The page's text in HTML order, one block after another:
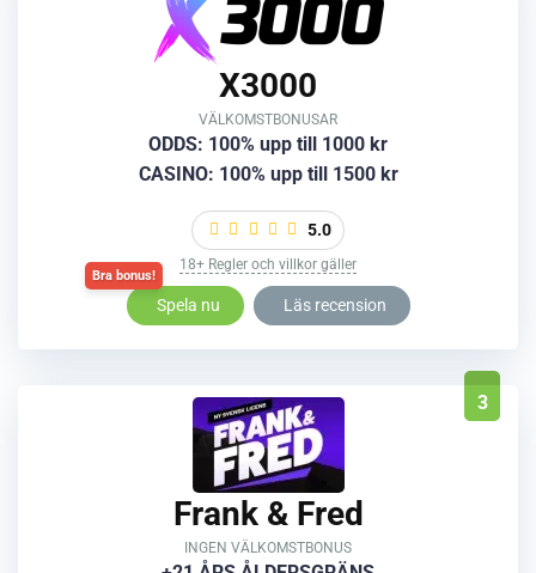
X3000
VÄLKOMSTBONUSAR
ODDS: 100% upp till 1000 kr
CASINO: 100% upp till 1500 kr
5.0
18+ Regler och villkor gäller
Spela nu Läs recension
3
Frank & Fred
INGEN VÄLKOMSTBONUS